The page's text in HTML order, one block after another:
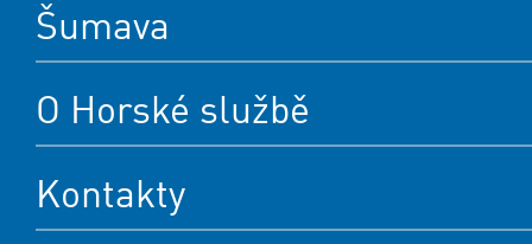
Šumava
O Horské službě
Kontakty